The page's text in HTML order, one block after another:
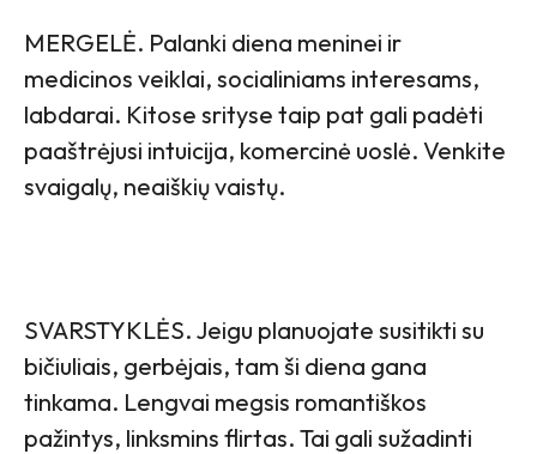
MERGELĖ. Palanki diena meninei ir
medicinos veiklai, socialiniams interesams,
labdarai. Kitose srityse taip pat gali padėti
paaštrėjusi intuicija, komercinė uoslė. Venkite
svaigalų, neaiškių vaistų.
SVARSTYKLĖS. Jeigu planuojate susitikti su
bičiuliais, gerbėjais, tam ši diena gana
tinkama. Lengvai megsis romantiškos
pažintys, linksmins flirtas. Tai gali sužadinti